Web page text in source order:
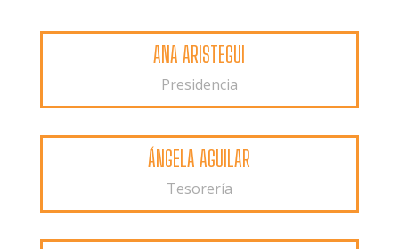
ANA ARISTEGUI
Presidencia
ÁNGELA AGUILAR
Tesorería